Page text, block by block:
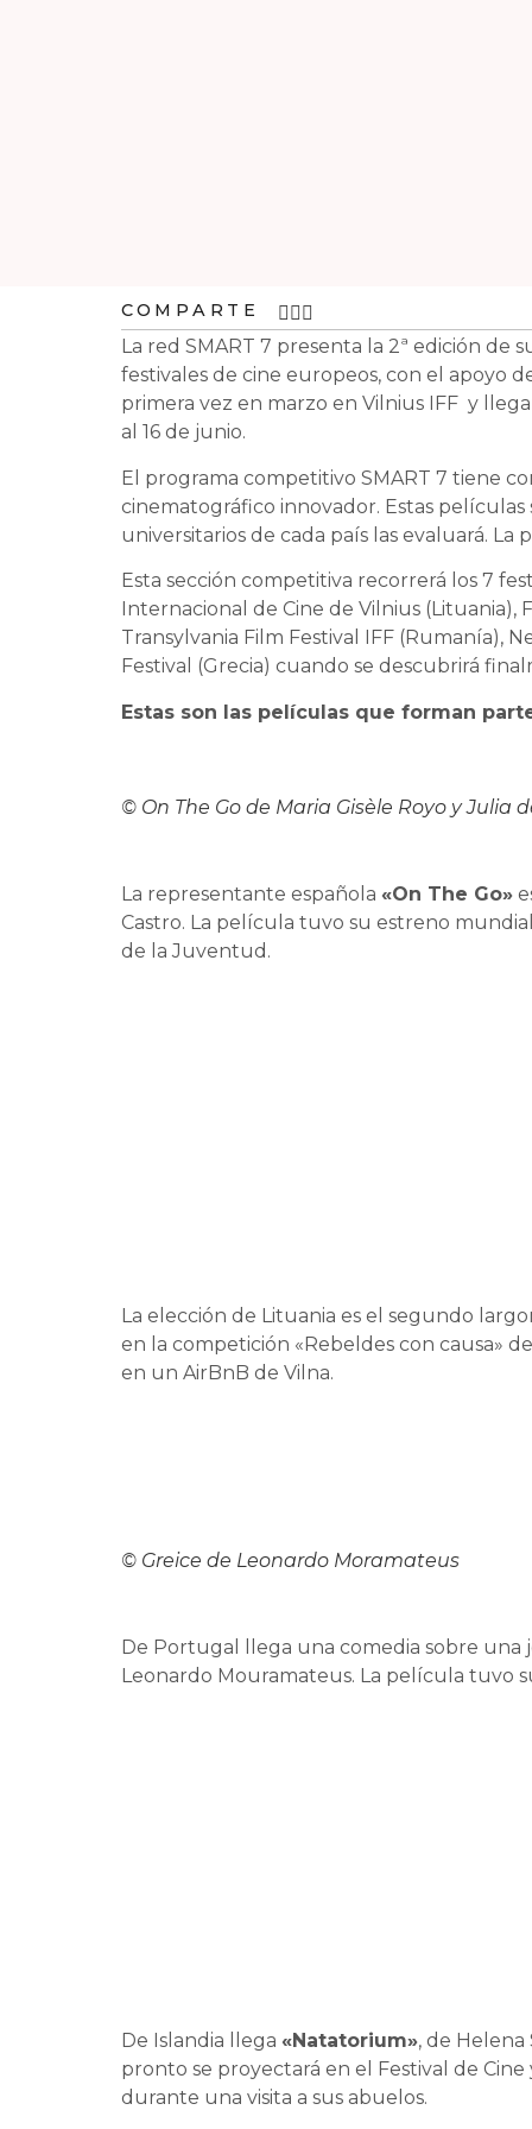
COMPARTE
La red SMART 7 presenta la 2ª edición
festivales de cine europeos, con el apoyo
primera vez en marzo en Vilnius IFF y
al 16 de junio.
El programa competitivo SMART 7 tiene
cinematográfico innovador. Estas
universitarios de cada país las evaluará.
Esta sección competitiva recorrerá los 7
Internacional de Cine de Vilnius (Lituania),
Transylvania Film Festival IFF (Rumanía),
Festival (Grecia) cuando se descubrirá
Estas son las películas que forman
© On The Go de Maria Gisèle Royo y Julia
La representante española «On The Go»
Castro. La película tuvo su estreno
de la Juventud.
La elección de Lituania es el segundo
en la competición «Rebeldes con causa»
en un AirBnB de Vilna.
© Greice de Leonardo Moramateus
De Portugal llega una comedia sobre una
Leonardo Mouramateus. La película tuvo
De Islandia llega «Natatorium», de
pronto se proyectará en el Festival de
durante una visita a sus abuelos.